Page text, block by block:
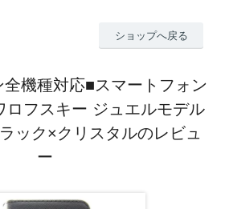
ショップへ戻る
機種対応■スマートフォン
ロフスキー ジュエルモデル
ック×クリスタルのレビュ
ー